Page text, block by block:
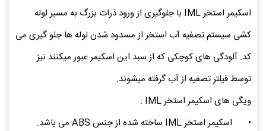
اسکیمر استخر IML با جلوگیری از ورود ذرات بزرگ به مسیر لوله
کشی سیستم تصفیه آب استخر از مسدود شدن لوله ها جلو گیری می
کد. آلودگی های کوچکی که از سبد این اسکیمر عبور میکنند نیز
توسط فیلتر تصفیه از آب گرفته میشوند.
ویگی های اسکیمر استخر IML :
•
اسکیمر استخر IML ساخته شده از جنس ABS می باشد.